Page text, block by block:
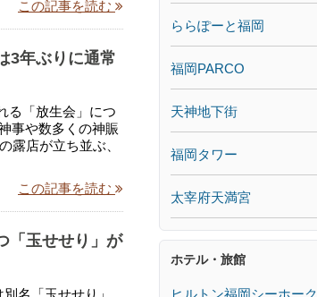
この記事を読む
3年ぶりに通常
る「放生会」につ
事や数多くの神賑
露店が立ち並ぶ、
この記事を読む
「玉せせり」が
名「玉せせり」
ららぽーと福岡
福岡PARCO
天神地下街
福岡タワー
太宰府天満宮
ホテル・旅館
ヒルトン福岡シーホーク